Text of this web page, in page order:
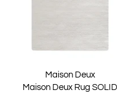
Maison Deux
Maison Deux Rug SOLID